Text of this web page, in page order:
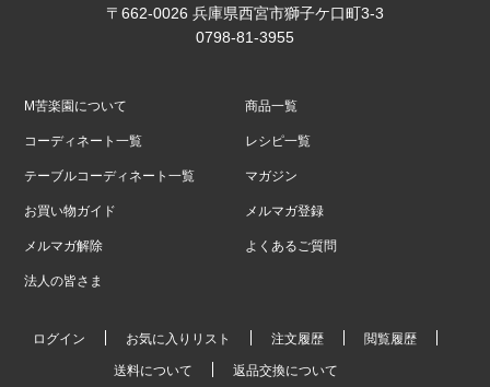
〒662-0026 兵庫県西宮市獅子ケ口町3-3
0798-81-3955
M苦楽園について 商品一覧
コーディネート一覧 レシピ一覧
テーブルコーディネート一覧 マガジン
お買い物ガイド メルマガ登録
メルマガ解除 よくあるご質問
法人の皆さま
ログイン お気に入りリスト 注文履歴 閲覧履歴
送料について 返品交換について